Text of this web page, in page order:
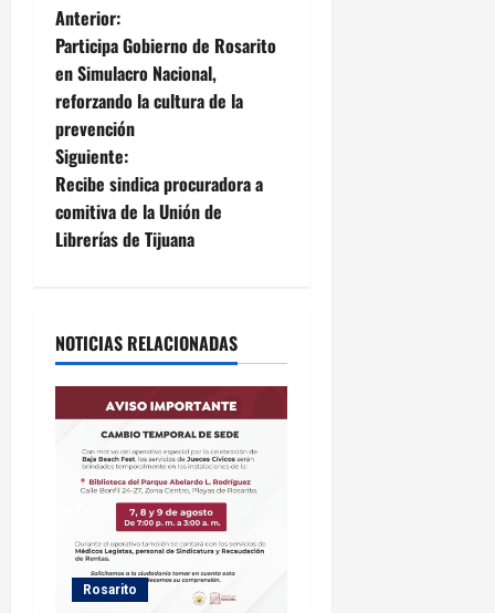
N
a
v
e
g
a
i
ó
Anterior:
Participa Gobierno de Rosarito
en Simulacro Nacional,
reforzando la cultura de la
prevención
Siguiente:
Recibe sindica procuradora a
comitiva de la Unión de
Librerías de Tijuana
NOTICIAS RELACIONADAS
Rosarito